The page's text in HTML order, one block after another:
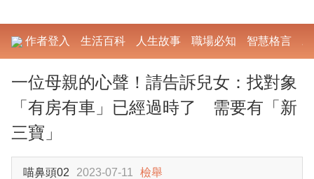
作者登入 生活百科 人生故事 職場必知 智慧格言
一位母親的心聲！請告訴兒女：找對象
「有房有車」已經過時了 需要有「新
三寶」
喵鼻頭02 2023-07-11 檢舉